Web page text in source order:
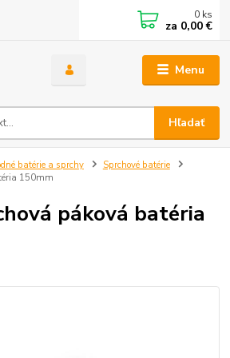
Menu
Hľadať
0 ks
za 0,00 €
batérie a sprchy
Sprchové batérie
150mm
páková batéria